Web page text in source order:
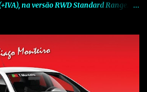
na versão RWD Standard Range.
em que a indústria automóvel evolui da
potência para a mobilidade baseada na
como um fastback preparado para o
Artificial (IA), o novo XPENG